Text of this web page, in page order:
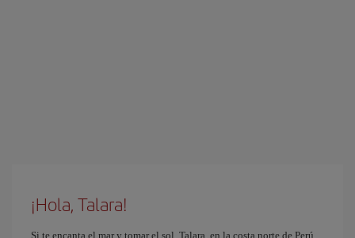
¡Hola, Talara!
Si te encanta el mar y tomar el sol, Talara, en la costa norte de Perú,